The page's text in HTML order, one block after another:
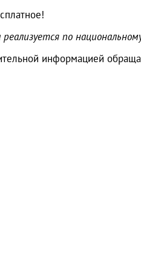
по
информацией